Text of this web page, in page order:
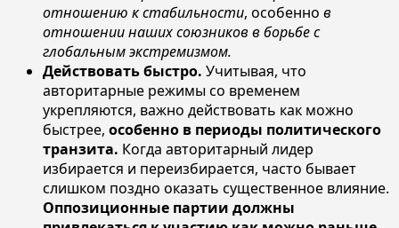
отношению к стабильности, особенно в
отношении наших союзников в борьбе с
глобальным экстремизмом.
Действовать быстро. Учитывая, что
авторитарные режимы со временем
укрепляются, важно действовать как можно
быстрее, особенно в периоды политического
транзита. Когда авторитарный лидер
избирается и переизбирается, часто бывает
слишком поздно оказать существенное влияние.
Оппозиционные партии должны